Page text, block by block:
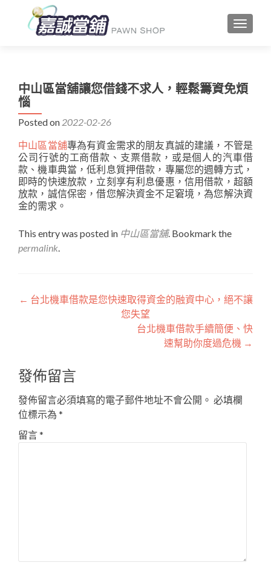
中山區當舖讓您借錢不求人，輕鬆籌資免煩
惱
Posted on 2022-02-26
中山區當舖專為有資金需求的朋友真誠的建議，不管是
公司行號的工商借款、支票借款，或是個人的汽車借
款、機車典當，低利息質押借款，專屬您的週轉方式，
即時的快速放款，立刻享有利息優惠，信用借款，超額
放款，誠信保密，借您解決資金不足窘境，為您解決資
金的需求。
This entry was posted in 中山區當舖. Bookmark the
permalink.
文
覽
← 台北機車借款是您快速取得資金的融資中心，絕不讓
您失望
台北機車借款手續簡便、快
速幫助你度過危機 →
發佈留言
發佈留言必須填寫的電子郵件地址不會公開。 必填欄
位標示為 *
留言*